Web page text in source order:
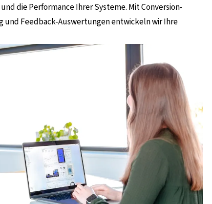
die Performance Ihrer Systeme. Mit Conversion-
und Feedback-Auswertungen entwickeln wir Ihre